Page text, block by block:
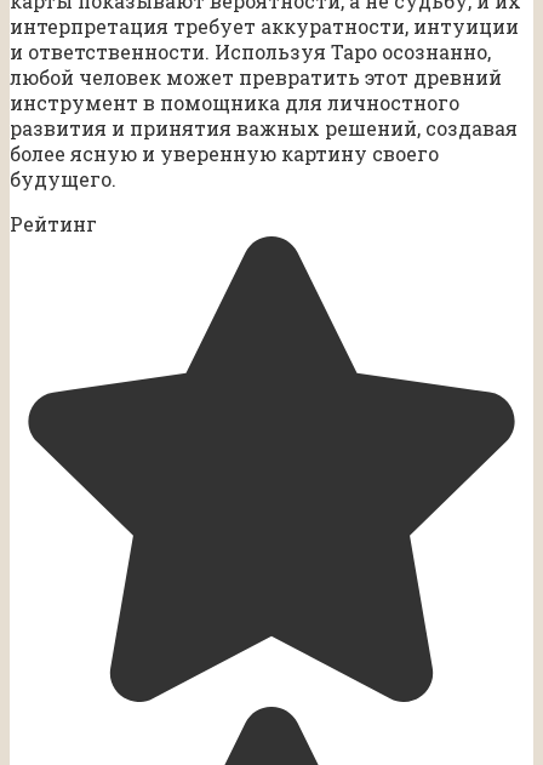
интерпретация требует аккуратности, интуиции
и ответственности. Используя Таро осознанно,
любой человек может превратить этот древний
инструмент в помощника для личностного
развития и принятия важных решений, создавая
более ясную и уверенную картину своего
будущего.
Рейтинг